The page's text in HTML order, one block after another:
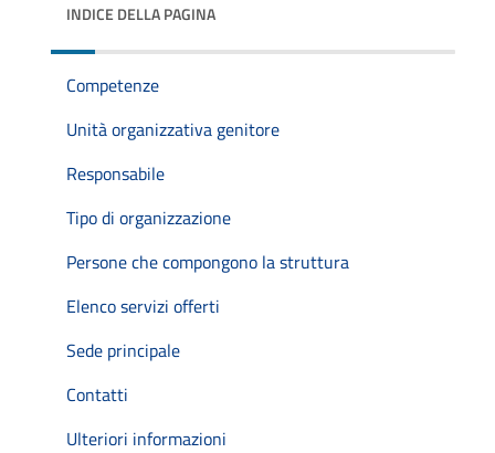
INDICE DELLA PAGINA
Competenze
Unità organizzativa genitore
Responsabile
Tipo di organizzazione
Persone che compongono la struttura
Elenco servizi offerti
Sede principale
Contatti
Ulteriori informazioni